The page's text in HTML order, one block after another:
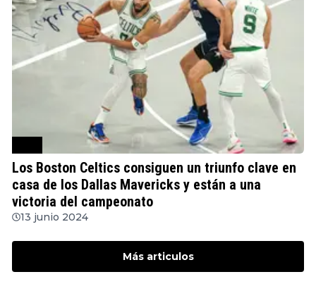
Los Boston Celtics consiguen un triunfo clave en
casa de los Dallas Mavericks y están a una
victoria del campeonato
13 junio 2024
Más articulos